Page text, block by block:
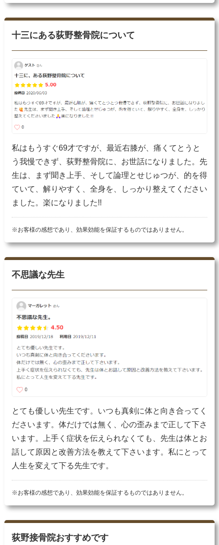
十三にある荻野整骨院について
私はもうすぐ69才ですが、最近右膝が、痛くてとうと
う我慢できず、荻野整骨院に、お世話になりました。先
生は、まず聞き上手、そして論理とせじゅつが、的を得
ていて、解りやすく、全身を、しっかり整えてください
ました。楽になりました!!
※お客様の感想であり、効果効能を保証するものではありません。
不思議な先生
とても優しい先生です。いつも真剣に体と向き合ってく
ださいます。体だけでは無く、心の歪みまで正して下さ
います。上手く症状を伝えられなくても、先生は体とお
話して原因と改善方法を教えて下さいます。私にとって
人生を変えて下る先生です。
※お客様の感想であり、効果効能を保証するものではありません。
荻野接骨院おすすめです